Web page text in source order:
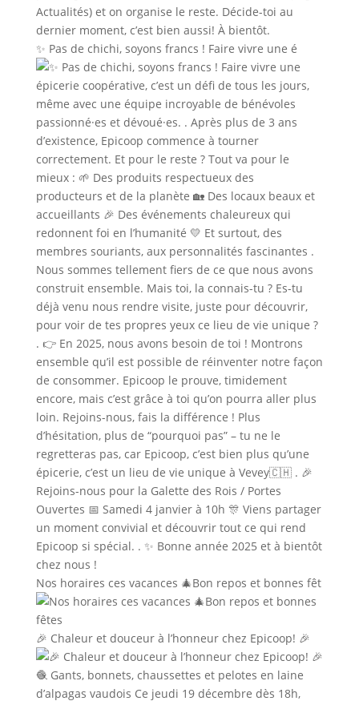
✨ Pas de chichi, soyons francs ! Faire vivre une é
Nos horaires ces vacances 🎄Bon repos et bonnes fêt
🎉 Chaleur et douceur à l’honneur chez Epicoop! 🎉